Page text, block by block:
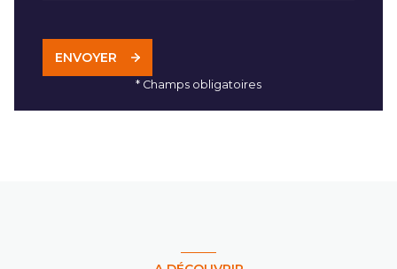
ENVOYER
* Champs obligatoires